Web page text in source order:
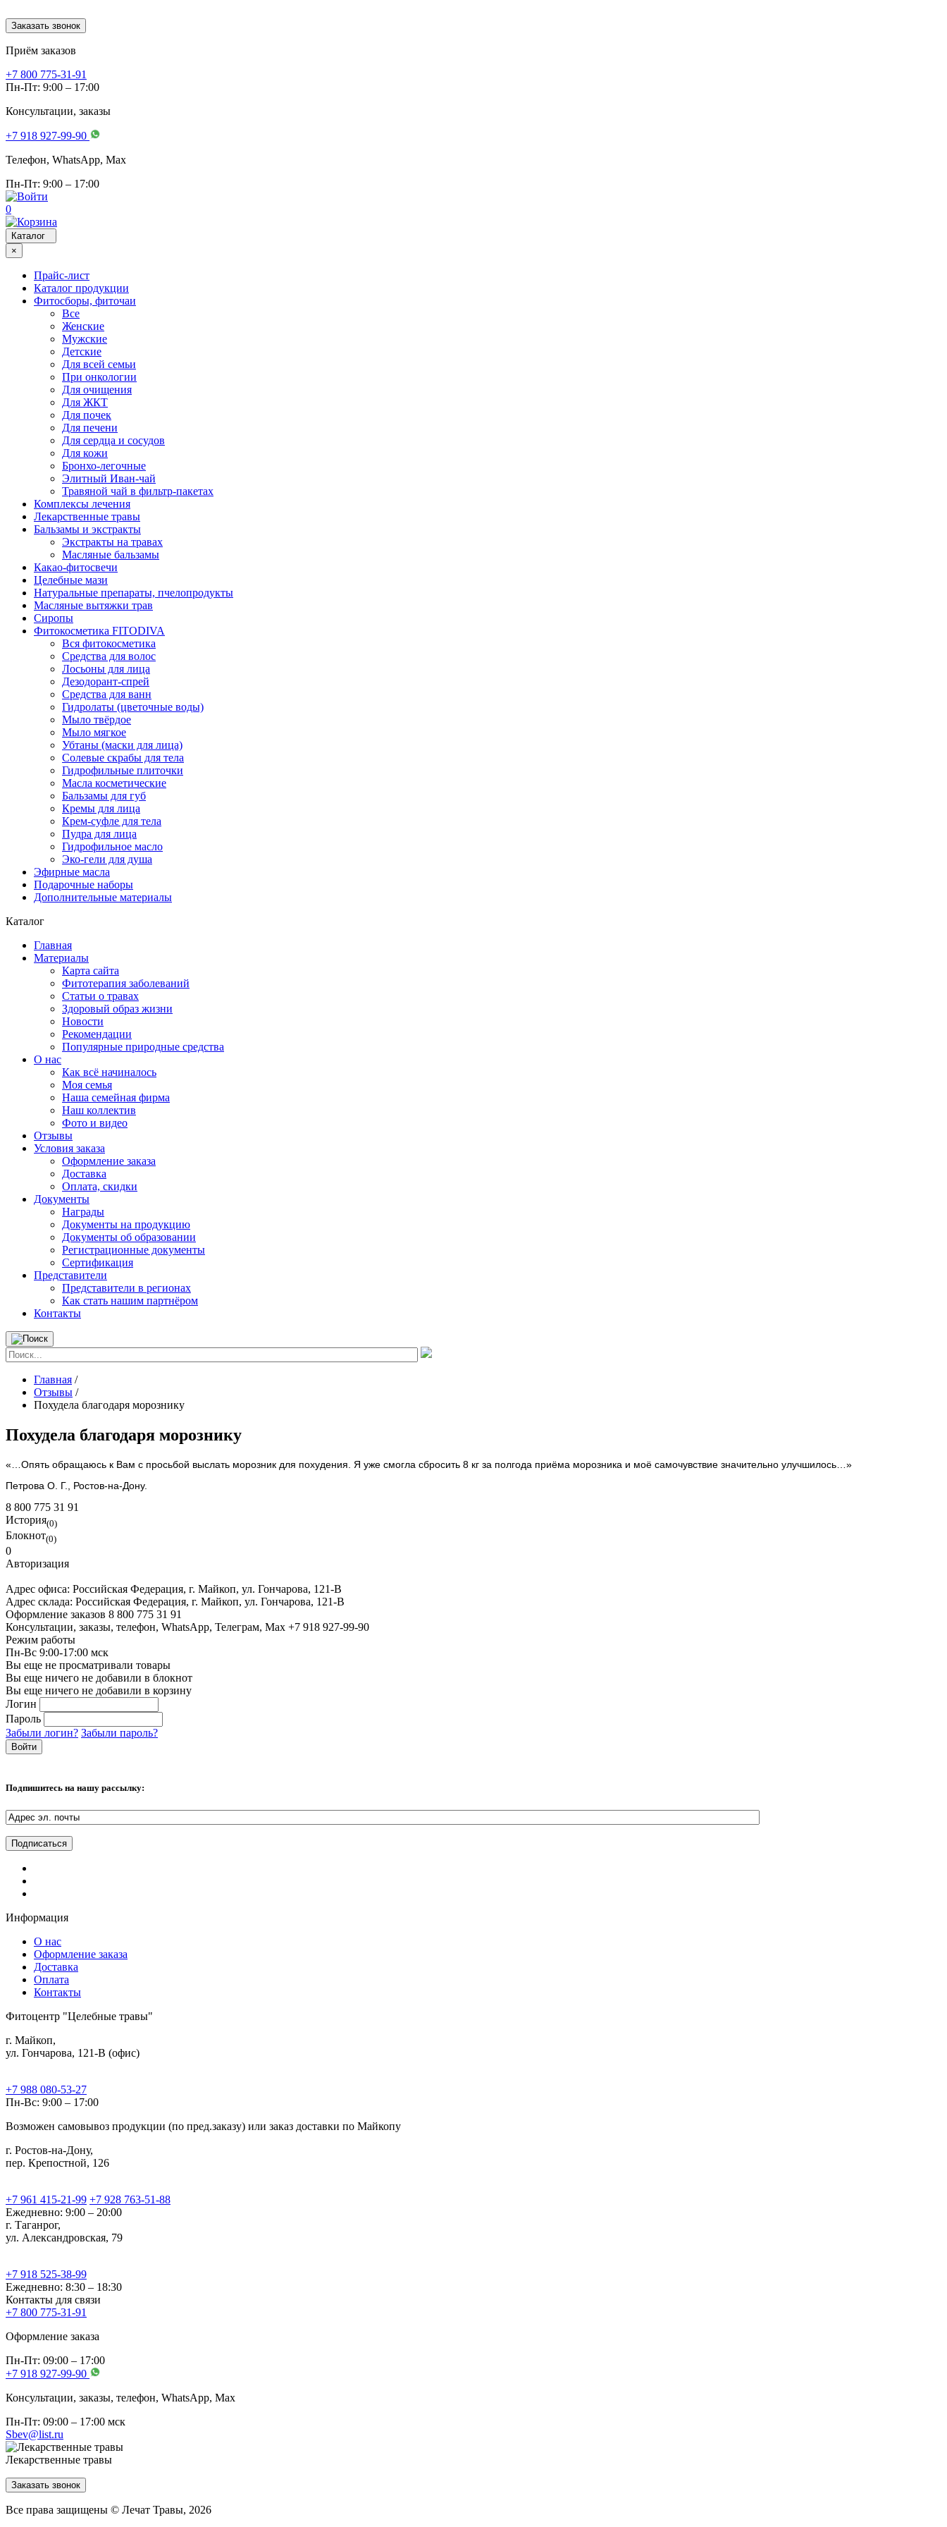
Заказать звонок
Приём заказов
+7 800 775-31-91
Пн-Пт: 9:00 – 17:00
Консультации, заказы
+7 918 927-99-90
Телефон, WhatsApp, Мах
Пн-Пт: 9:00 – 17:00
0
Каталог
×
Прайс-лист
Каталог продукции
Фитосборы, фиточаи
Все
Женские
Мужские
Детские
Для всей семьи
При онкологии
Для очищения
Для ЖКТ
Для почек
Для печени
Для сердца и сосудов
Для кожи
Бронхо-легочные
Элитный Иван-чай
Травяной чай в фильтр-пакетах
Комплексы лечения
Лекарственные травы
Бальзамы и экстракты
Экстракты на травах
Масляные бальзамы
Какао-фитосвечи
Целебные мази
Натуральные препараты, пчелопродукты
Масляные вытяжки трав
Сиропы
Фитокосметика FITODIVA
Вся фитокосметика
Средства для волос
Лосьоны для лица
Дезодорант-спрей
Средства для ванн
Гидролаты (цветочные воды)
Мыло твёрдое
Мыло мягкое
Убтаны (маски для лица)
Солевые скрабы для тела
Гидрофильные плиточки
Масла косметические
Бальзамы для губ
Кремы для лица
Крем-суфле для тела
Пудра для лица
Гидрофильное масло
Эко-гели для душа
Эфирные масла
Подарочные наборы
Дополнительные материалы
Каталог
Главная
Материалы
Карта сайта
Фитотерапия заболеваний
Статьи о травах
Здоровый образ жизни
Новости
Рекомендации
Популярные природные средства
О нас
Как всё начиналось
Моя семья
Наша семейная фирма
Наш коллектив
Фото и видео
Отзывы
Условия заказа
Оформление заказа
Доставка
Оплата, скидки
Документы
Награды
Документы на продукцию
Документы об образовании
Регистрационные документы
Сертификация
Представители
Представители в регионах
Как стать нашим партнёром
Контакты
Главная /
Отзывы /
Похудела благодаря морознику
Похудела благодаря морознику
«…Опять обращаюсь к Вам с просьбой выслать морозник для похудения. Я уже смогла сбросить 8 кг за полгода приёма морозника и моё самочувствие значительно улучшилось…»
Петрова О. Г., Ростов-на-Дону.
8 800 775 31 91
История(0)
Блокнот(0)
0
Авторизация
Адрес офиса: Российская Федерация, г. Майкоп, ул. Гончарова, 121-В
Адрес склада: Российская Федерация, г. Майкоп, ул. Гончарова, 121-В
Оформление заказов 8 800 775 31 91
Консультации, заказы, телефон, WhatsApp, Телеграм, Мах +7 918 927-99-90
Режим работы
Пн-Вс 9:00-17:00 мск
Вы еще не просматривали товары
Вы еще ничего не добавили в блокнот
Вы еще ничего не добавили в корзину
Логин
Пароль
Забыли логин? Забыли пароль?
Подпишитесь на нашу рассылку:
Информация
О нас
Оформление заказа
Доставка
Оплата
Контакты
Фитоцентр "Целебные травы"
г. Майкоп,
ул. Гончарова, 121-В (офис)
+7 988 080-53-27
Пн-Вс: 9:00 – 17:00
Возможен самовывоз продукции (по пред.заказу) или заказ доставки по Майкопу
г. Ростов-на-Дону,
пер. Крепостной, 126
+7 961 415-21-99 +7 928 763-51-88
Ежедневно: 9:00 – 20:00
г. Таганрог,
ул. Александровская, 79
+7 918 525-38-99
Ежедневно: 8:30 – 18:30
Контакты для связи
+7 800 775-31-91
Оформление заказа
Пн-Пт: 09:00 – 17:00
+7 918 927-99-90
Консультации, заказы, телефон, WhatsApp, Мах
Пн-Пт: 09:00 – 17:00 мск
Sbev@list.ru
Лекарственные травы
Заказать звонок
Все права защищены © Лечат Травы, 2026